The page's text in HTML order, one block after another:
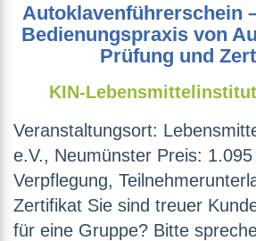
Autoklavenführerschein
Bedienungspraxis von
Prüfung und
KIN-Lebensmittelinstitut
Veranstaltungsort:
e.V., Neumünster Preis:
Verpflegung,
Zertifikat Sie sind treuer
für eine Gruppe? Bitte